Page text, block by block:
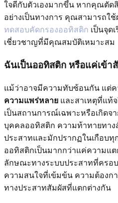
ใจดีกับตัวเองมากขึ้น หากคุณตัด
อย่างเป็นทางการ คุณสามารถใ
ทดสอบคัดกรองออทิสติก เป็นจุด
เชี่ยวชาญที่มีคุณสมบัติเหมาะสม
ฉันเป็นออทิสติก หรือแค่เข้าสั
แม้ว่าอาจมีความทับซ้อนกัน แต่
ความแพร่หลาย และสาเหตุที่แท้
เป็นสถานการณ์เฉพาะหรือเกิดจ
บุคคลออทิสติก ความท้าทายทาง
ประสาทและมักปรากฏในเกือบทุ
ออทิสติกเป็นมากกว่าแค่ความแ
ลักษณะทางระบบประสาทที่ครอ
ความสนใจที่เข้มข้น ความต้องก
ทางประสาทสัมผัสที่แตกต่างกัน